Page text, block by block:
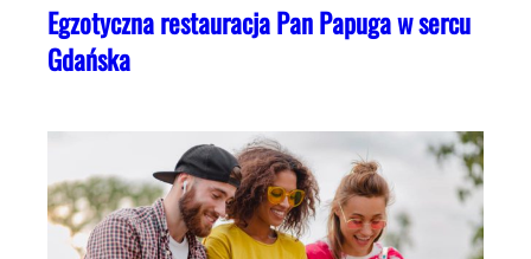
Egzotyczna restauracja Pan Papuga w sercu
Gdańska